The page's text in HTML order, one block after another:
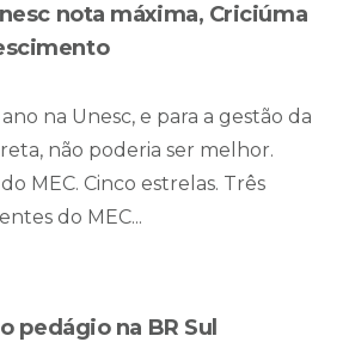
nota máxima, Criciúma
na Unesc, e para a gestão da
não poderia ser melhor.
MEC. Cinco estrelas. Três
do MEC...
pedágio na BR Sul